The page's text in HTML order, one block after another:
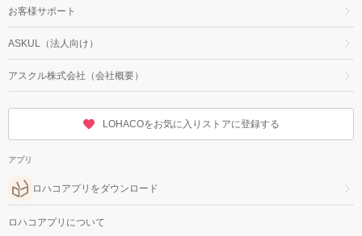
お客様サポート
ASKUL（法人向け）
アスクル株式会社（会社概要）
LOHACOをお気に入りストアに登録する
アプリ
ロハコアプリをダウンロード
ロハコアプリについて